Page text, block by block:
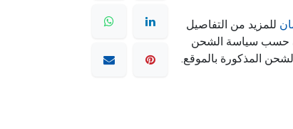
للمزيد من التفاصيل
حسب سياسة الشحن
المذكورة بالموقع.